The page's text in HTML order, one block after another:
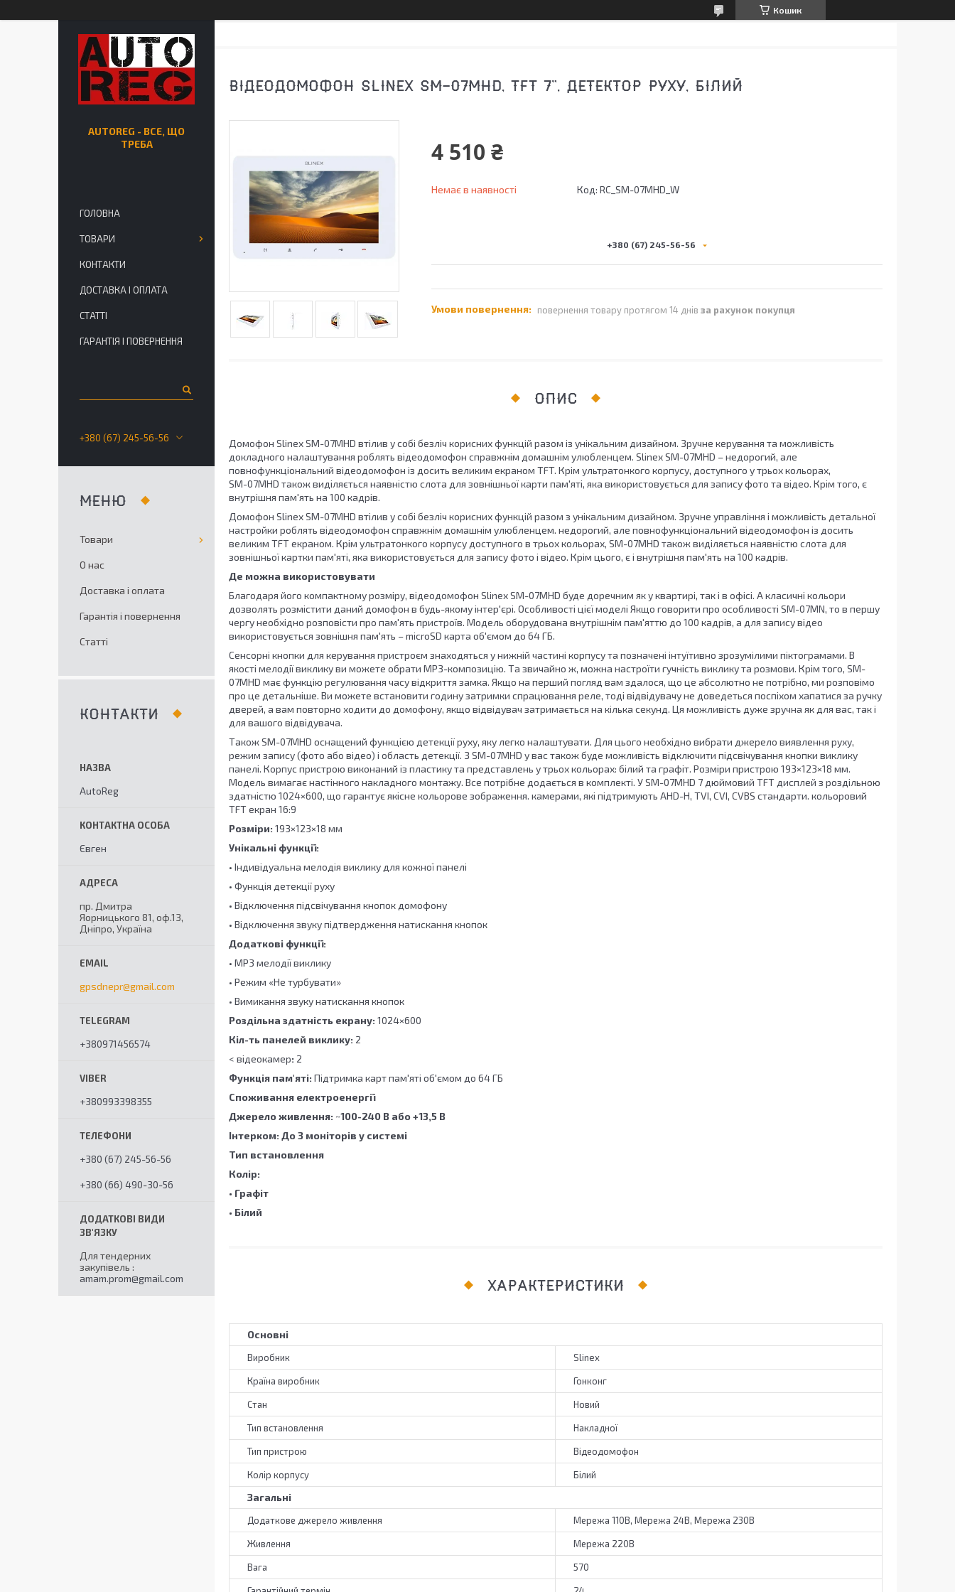
Кошик
ВІДЕОДОМОФОН SLINEX SM-07MHD, TFT 7", ДЕТЕКТОР РУХУ, БІЛИЙ
4 510 ₴
Немає в наявності Код: RC_SM-07MHD_W
+380 (67) 245-56-56
повернення товару протягом 14 днів за рахунок покупця
ОПИС
Домофон Slinex SМ-07MHD втілив у собі безліч корисних функцій разом із унікальним дизайном. Зручне керування та можливість
докладного налаштування роблять відеодомофон справжнім домашнім улюбленцем. Slinex SМ-07MHD – недорогий, але
повнофункціональний відеодомофон із досить великим екраном TFT. Крім ультратонкого корпусу, доступного у трьох кольорах,
SМ-07MHD також виділяється наявністю слота для зовнішньої карти пам'яті, яка використовується для запису фото та відео. Крім того, є
внутрішня пам'ять на 100 кадрів.
Домофон Slinex SМ-07MHD втілив у собі безліч корисних функцій разом з унікальним дизайном. Зручне управління і можливість детальної
настройки роблять відеодомофон справжнім домашнім улюбленцем. недорогий, але повнофункціональний відеодомофон із досить
великим TFT екраном. Крім ультратонкого корпусу доступного в трьох кольорах, SМ-07MHD також виділяється наявністю слота для
зовнішньої картки пам'яті, яка використовується для запису фото і відео. Крім цього, є і внутрішня пам'ять на 100 кадрів.
Де можна використовувати
Благодаря його компактному розміру, відеодомофон Slinex SM-07MHD буде доречним як у квартирі, так і в офісі. А класичні кольори
дозволять розмістити даний домофон в будь-якому інтер'єрі. Особливості цієї моделі Якщо говорити про особливості SМ-07MN, то в першу
чергу необхідно розповісти про пам'ять пристроїв. Модель оборудована внутрішнім пам'яттю до 100 кадрів, а для запису відео
використовується зовнішня пам'ять – microSD карта об'ємом до 64 ГБ.
Сенсорні кнопки для керування пристроєм знаходяться у нижній частині корпусу та позначені інтуїтивно зрозумілими піктограмами. В
якості мелодії виклику ви можете обрати MP3-композицію. Та звичайно ж, можна настроїти гучність виклику та розмови. Крім того, SM-
07МHD має функцію регулювання часу відкриття замка. Якщо на перший погляд вам здалося, що це абсолютно не потрібно, ми розповімо
про це детальніше. Ви можете встановити годину затримки спрацювання реле, тоді відвідувачу не доведеться поспіхом хапатися за ручку
дверей, а вам повторно ходити до домофону, якщо відвідувач затримається на кілька секунд. Ця можливість дуже зручна як для вас, так і
для вашого відвідувача.
Також SM-07MHD оснащений функцією детекції руху, яку легко налаштувати. Для цього необхідно вибрати джерело виявлення руху,
режим запису (фото або відео) і область детекції. З SM-07MHD у вас також буде можливість відключити підсвічування кнопки виклику
панелі. Корпус пристрою виконаний із пластику та представлень у трьох кольорах: білий та графіт. Розміри пристрою 193×123×18 мм.
Модель вимагає настінного накладного монтажу. Все потрібне додається в комплекті. У SM-07MHD 7 дюймовий TFT дисплей з роздільною
здатністю 1024×600, що гарантує якісне кольорове зображення. камерами, які підтримують AHD-H, TVI, CVI, CVBS стандарти. кольоровий
TFT екран 16:9
Розміри: 193×123×18 мм
Унікальні функції:
• Індивідуальна мелодія виклику для кожної панелі
• Функція детекції руху
• Відключення підсвічування кнопок домофону
• Відключення звуку підтвердження натискання кнопок
Додаткові функції:
• MP3 мелодії виклику
• Режим «Не турбувати»
• Вимикання звуку натискання кнопок
Роздільна здатність екрану: 1024×600
Кіл-ть панелей виклику: 2
< відеокамер: 2
Функція пам'яті: Підтримка карт пам'яті об'ємом до 64 ГБ
Споживання електроенергії
Джерело живлення: ~100-240 B або +13,5 В
Інтерком: До 3 моніторів у системі
Тип встановлення
Колір:
• Графіт
• Білий
ХАРАКТЕРИСТИКИ
Основні
Виробник Slinex
Країна виробник Гонконг
Стан Новий
Тип встановлення Накладної
Тип пристрою Відеодомофон
Колір корпусу Білий
Загальні
Додаткове джерело живлення Мережа 110В, Мережа 24В, Мережа 230В
Живлення Мережа 220В
Вага 570
AUTOREG - ВСЕ, ЩО
ТРЕБА
ГОЛОВНА
ТОВАРИ
КОНТАКТИ
ДОСТАВКА І ОПЛАТА
СТАТТІ
ГАРАНТІЯ І ПОВЕРНЕННЯ
+380 (67) 245-56-56
Товари
О нас
Доставка і оплата
Гарантія і повернення
Статті
КОНТАКТИ
AutoReg
Євген
пр. Дмитра
Яорницького 81, оф.13,
Дніпро, Україна
gpsdnepr@gmail.com
+380971456574
+380993398355
+380 (67) 245-56-56
+380 (66) 490-30-56
Для тендерних
закупівель
amam.prom@gmail.com